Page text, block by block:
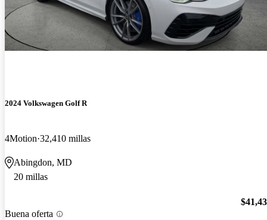
2024 Volkswagen Golf R
4Motion 32,410 millas
Abingdon, MD
20 millas
Buena oferta